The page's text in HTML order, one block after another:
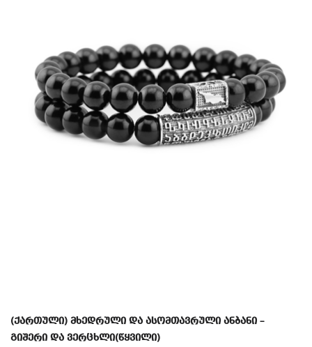
(ქართული) მხედრული და ასომთავრული ანბანი –
გიშერი და ვერცხლი(წყვილი)